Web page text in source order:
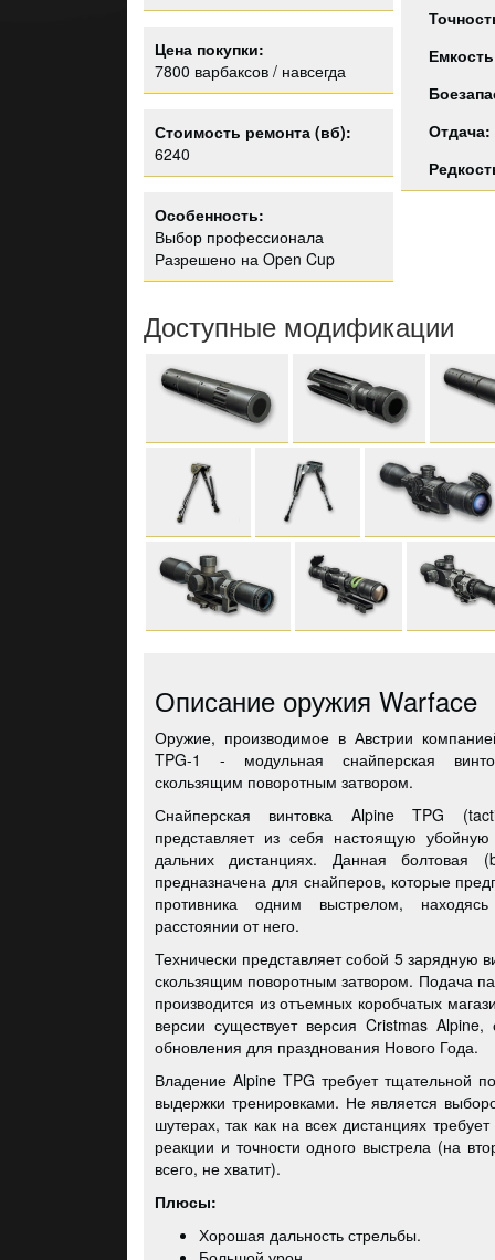
Цена покупки:
7800 варбаксов / навсегда
Стоимость ремонта (вб):
6240
Особенность:
Выбор профессионала
Разрешено на Open Cup
Отдача:
Доступные модификации
Описание оружия Warface
Оружие, производимое в Австрии
TPG-1 - модульная снайперская
скользящим поворотным затвором.
Снайперская винтовка Alpine TPG
представляет из себя настоящую
дальних дистанциях. Данная болтовая
предназначена для снайперов, которые
противника одним выстрелом,
расстоянии от него.
Технически представляет собой 5 зарядную
скользящим поворотным затвором. Подача
производится из отъемных коробчатых
версии существует версия Cristmas
обновления для празднования Нового Года.
Владение Alpine TPG требует тщательной
выдержки тренировками. Не является
шутерах, так как на всех дистанциях
реакции и точности одного выстрела (на
всего, не хватит).
Плюсы:
Хорошая дальность стрельбы.